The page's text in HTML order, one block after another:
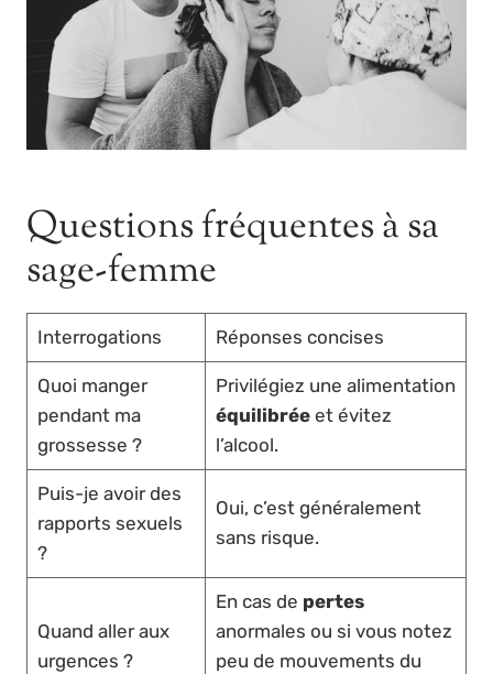
Questions fréquentes à sa
sage-femme
Interrogations Réponses concises
Quoi manger
pendant ma
grossesse ?
Privilégiez une alimentation
équilibréeet évitez
l’alcool.
Puis-je avoir des
rapports sexuels
?
Oui, c’est généralement
sans risque.
Quand aller aux
urgences ?
En cas de pertes
anormales ou si vous notez
peu de mouvements du